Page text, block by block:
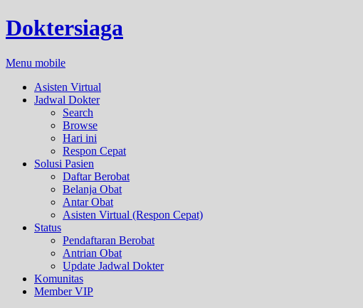
Doktersiaga
Menu mobile
Asisten Virtual
Jadwal Dokter
Search
Browse
Hari ini
Respon Cepat
Solusi Pasien
Daftar Berobat
Belanja Obat
Antar Obat
Asisten Virtual (Respon Cepat)
Status
Pendaftaran Berobat
Antrian Obat
Update Jadwal Dokter
Komunitas
Member VIP